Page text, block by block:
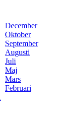
December
Oktober
September
Augusti
Juli
Maj
Mars
Februari